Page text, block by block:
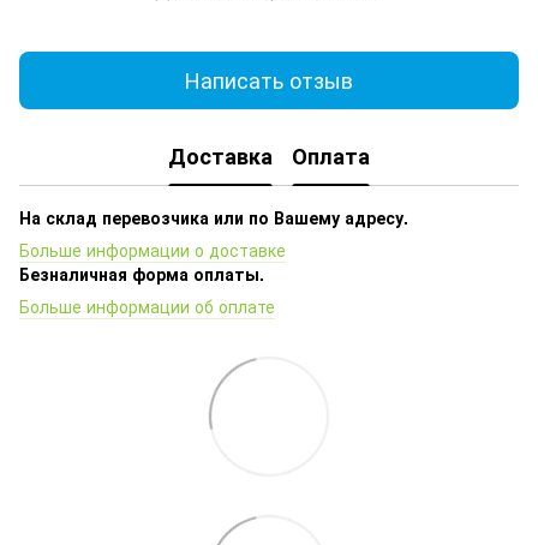
Написать отзыв
Доставка Оплата
На склад перевозчика или по Вашему адресу.
Больше информации о доставке
Безналичная форма оплаты.
Больше информации об оплате